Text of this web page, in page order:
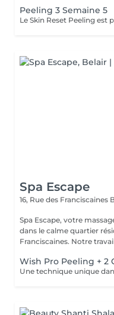
Peeling 3 Semaine 5
Spa Escape
16, Rue des Franciscaines
Spa Escape, votre
dans le calme quartier
Franciscaines. Notre
Wish Pro Peeling + 2